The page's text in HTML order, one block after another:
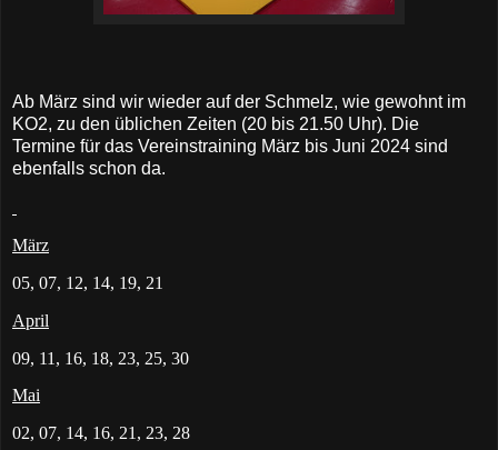
Ab März sind wir wieder auf der Schmelz, wie gewohnt im
KO2, zu den üblichen Zeiten (20 bis 21.50 Uhr). Die
Termine für das Vereinstraining März bis Juni 2024 sind
ebenfalls schon da.
März
05, 07, 12, 14, 19, 21
April
09, 11, 16, 18, 23, 25, 30
Mai
02, 07, 14, 16, 21, 23, 28